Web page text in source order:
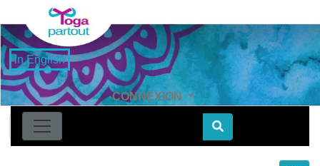
in English
CONNEXION
Find